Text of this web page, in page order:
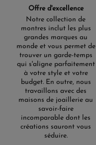
Offre d'excellence
Notre collection de
montres inclut les plus
grandes marques au
monde et vous permet de
trouver un garde-temps
qui s'aligne parfaitement
à votre style et votre
budget. En outre, nous
travaillons avec des
maisons de joaillerie au
savoir-faire
incomparable dont les
créations sauront vous
séduire.